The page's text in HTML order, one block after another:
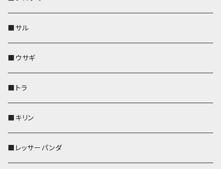
靴下・ミニタオル
その他
その他
靴下・ミニタオル
その他
ペンホルダー
靴下・ミニタオル
財布
その他
財布
その他
AppleWatchバンド
財布
ペットボトルホルダー
その他
リール付きストラップ
リールのみ
ストラップ付
メガネケース
財布
リールのみ
ストラップ付
ペットボトルホルダー
キーケース
ペンホルダー
AppleWatchバンド
L字ファスナー財布
財布
Apple Watchバンド
■サル
■ウサギ
■トラ
■キリン
■レッサーパンダ